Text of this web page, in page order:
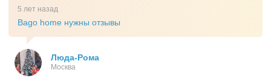
5 лет назад
Bago home нужны отзывы
Люда-Рома
Москва